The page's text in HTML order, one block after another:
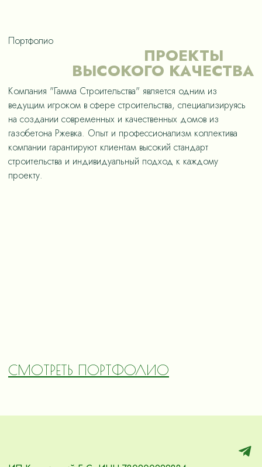
Портфолио
ПРОЕКТЫ
ВЫСОКОГО КАЧЕСТВА
Компания "Гамма Строительства" является одним из
ведущим игроком в сфере строительства, специализируясь
на создании современных и качественных домов из
газобетона Ржевка. Опыт и профессионализм коллектива
компании гарантируют клиентам высокий стандарт
строительства и индивидуальный подход к каждому
проекту.
СМОТРЕТЬ ПОРТФОЛИО